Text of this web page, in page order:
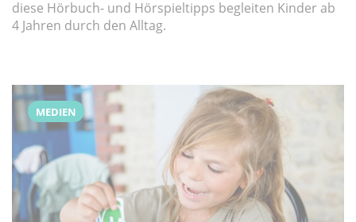
diese Hörbuch- und Hörspieltipps begleiten Kinder ab
4 Jahren durch den Alltag.
MEDIEN